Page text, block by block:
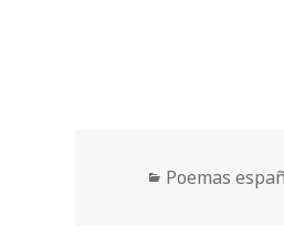
Categorías
Poemas